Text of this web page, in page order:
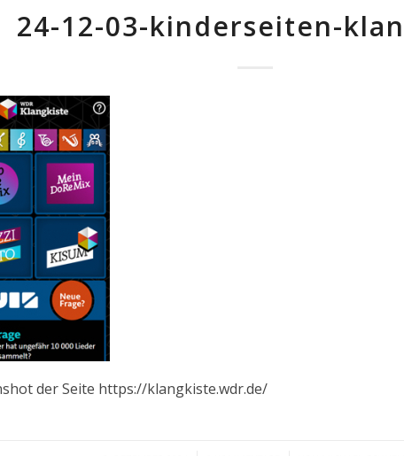
24-12-03-kinderseiten-
der Seite https://klangkiste.wdr.de/